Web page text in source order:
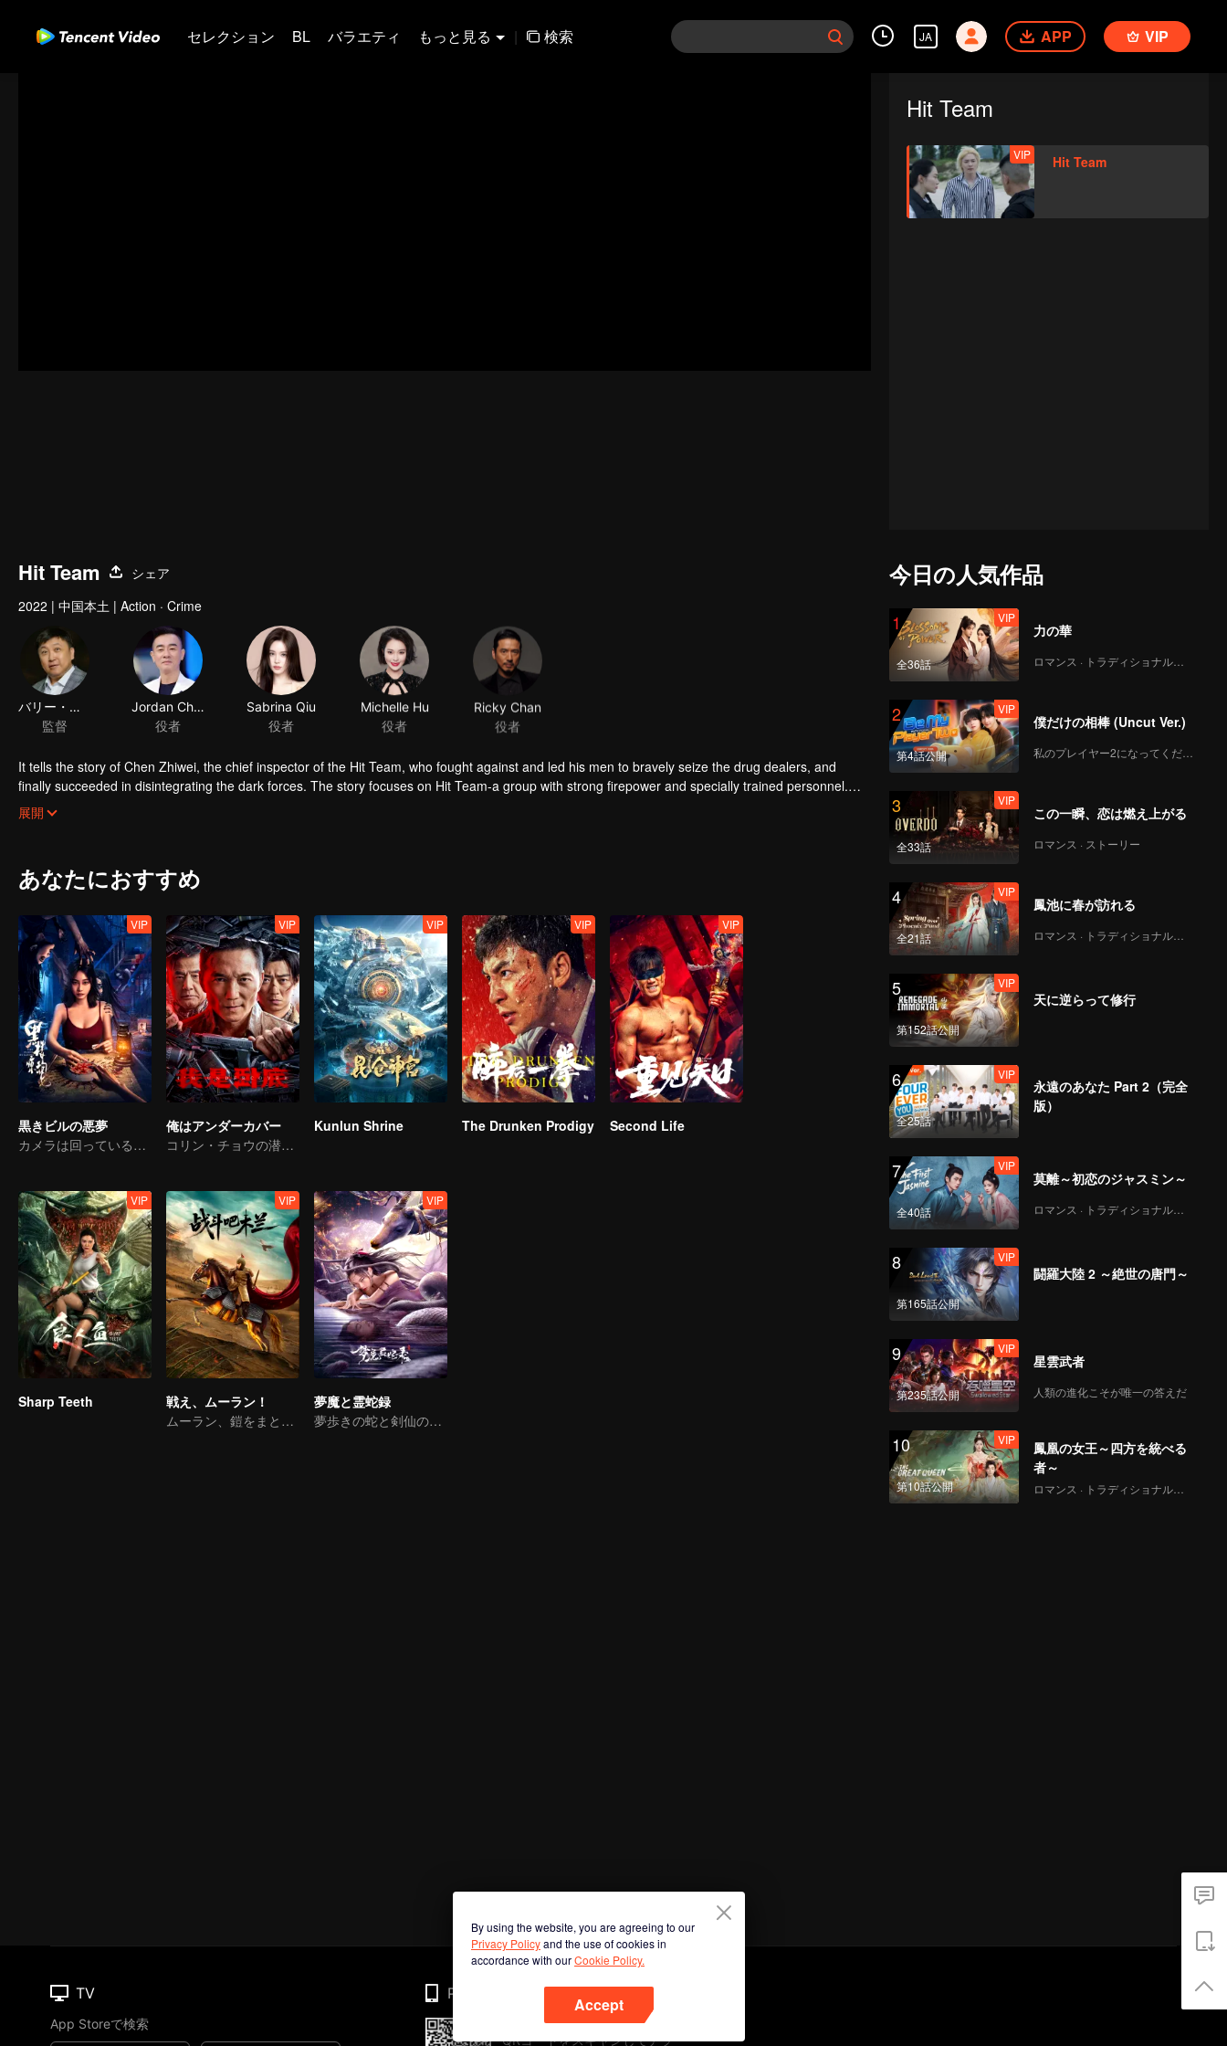
セレクション BL バラエティ もっと見る | 検索 JA APP VIP
Hit Team
VIP Hit Team
Hit Team
シェア
2022 | 中国本土 | Action · Crime
バリー・ウォン
監督
Jordan Chan
役者
Sabrina Qiu
役者
Michelle Hu
役者
Ricky Chan
役者
It tells the story of Chen Zhiwei, the chief inspector of the Hit Team, who fought against and led his men to bravely seize the drug dealers, and
finally succeeded in disintegrating the dark forces. The story focuses on Hit Team-a group with strong firepower and specially trained personnel.
They not only need to lock suspects through complicated clues, but also go to the scene of the cases to fight against evil forces. In the process of
handling the cases, Chen Zhiwei and Gangdao heir Long Yunni, former girlfriend also police superintendent Wen Suxin, were involved in a
展開
あなたにおすすめ
VIP
黒きビルの悪夢
カメラは回っているが、悲鳴は本物だ
VIP
俺はアンダーカバー
コリン・チョウの潜入戦争
VIP
Kunlun Shrine
VIP
The Drunken Prodigy
VIP
Second Life
VIP
Sharp Teeth
VIP
戦え、ムーラン！
ムーラン、鎧をまとい再び戦場へ、そして大混乱を巻き起こす
VIP
夢魔と霊蛇録
夢歩きの蛇と剣仙の過去
今日の人気作品
1
全36話
VIP
力の華
ロマンス · トラディショナル・コスチューム
2
第4話公開
VIP
僕だけの相棒 (Uncut Ver.)
私のプレイヤー2になってください
3
全33話
VIP
この一瞬、恋は燃え上がる
ロマンス · ストーリー
4
全21話
VIP
鳳池に春が訪れる
ロマンス · トラディショナル・コスチューム
5
第152話公開
VIP
天に逆らって修行
6
全25話
VIP
永遠のあなた Part 2（完全
版）
7
全40話
VIP
莫離～初恋のジャスミン～
ロマンス · トラディショナル・コスチューム
8
第165話公開
VIP
闘羅大陸 2 ～絶世の唐門～
9
第235話公開
VIP
星雲武者
人類の進化こそが唯一の答えだ
10
第10話公開
VIP
鳳凰の女王～四方を統べる
者～
ロマンス · トラディショナル・コスチューム · ファンタジー
By using the website, you are agreeing to our
Privacy Policyand the use of cookies in
accordance with ourCookie Policy.
Accept
TV
App Storeで検索
Phone
QRコードをスキャンしてアプ